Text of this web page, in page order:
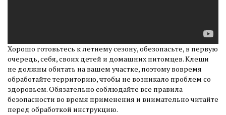
Хорошо готовьтесь к летнему сезону, обезопасьте, в первую
очередь, себя, своих детей и домашних питомцев. Клещи
не должны обитать на вашем участке, поэтому вовремя
обработайте территорию, чтобы не возникало проблем со
здоровьем. Обязательно соблюдайте все правила
безопасности во время применения и внимательно читайте
перед обработкой инструкцию.